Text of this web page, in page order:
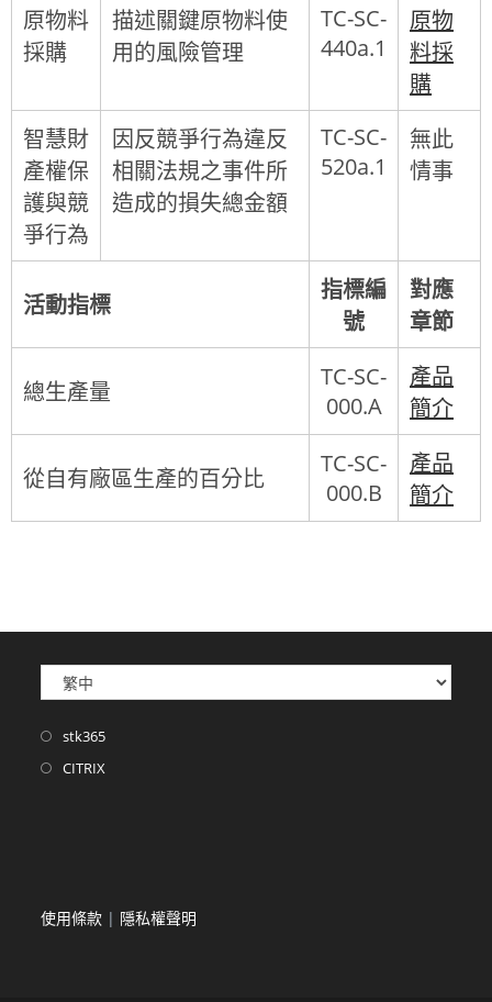
原物料
採購
描述關鍵原物料使
用的風險管理
TC-SC-
440a.1
原物
料採
購
智慧財
產權保
護與競
爭行為
因反競爭行為違反
相關法規之事件所
造成的損失總金額
TC-SC-
520a.1
無此
情事
活動指標
指標編
號
對應
章節
總生產量
TC-SC-
000.A
產品
簡介
從自有廠區生產的百分比
TC-SC-
000.B
產品
簡介
stk365
CITRIX
使用條款 | 隱私權聲明